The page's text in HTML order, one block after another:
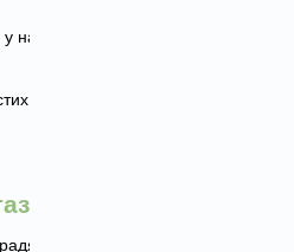
нас надзвичайно
подій, занять
який